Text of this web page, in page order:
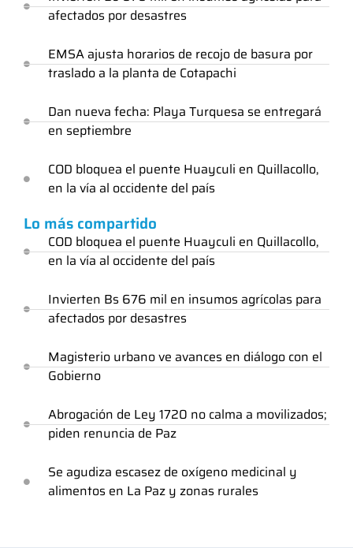
afectados por desastres
EMSA ajusta horarios de recojo de basura por
traslado a la planta de Cotapachi
Dan nueva fecha: Playa Turquesa se entregará
en septiembre
COD bloquea el puente Huayculi en Quillacollo,
en la vía al occidente del país
Lo más compartido
COD bloquea el puente Huayculi en Quillacollo,
en la vía al occidente del país
Invierten Bs 676 mil en insumos agrícolas para
afectados por desastres
Magisterio urbano ve avances en diálogo con el
Gobierno
Abrogación de Ley 1720 no calma a movilizados;
piden renuncia de Paz
Se agudiza escasez de oxígeno medicinal y
alimentos en La Paz y zonas rurales